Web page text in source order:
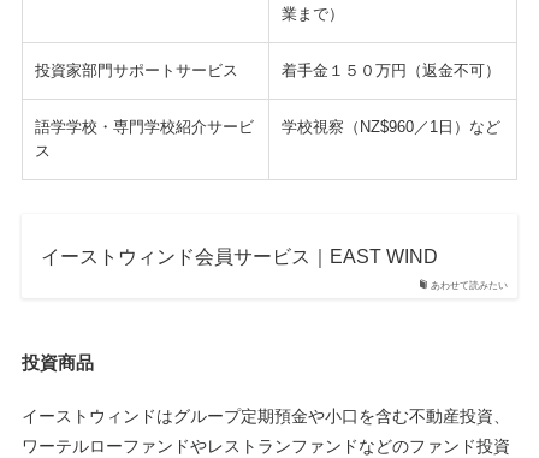
業まで）
投資家部門サポートサービス 着手金１５０万円（返金不可）
語学学校・専門学校紹介サービ
ス
学校視察（NZ$960／1日）など
あわせて読みたい
イーストウィンド会員サービス｜EAST WIND
投資商品
イーストウィンドはグループ定期預金や小口を含む不動産投資、
ワーテルローファンドやレストランファンドなどのファンド投資